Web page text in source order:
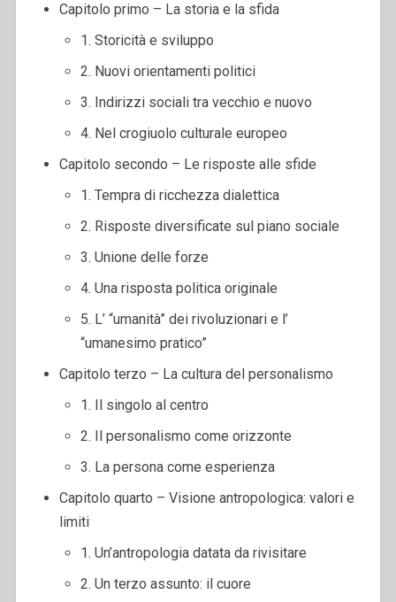
Capitolo primo – La storia e la sfida
1. Storicità e sviluppo
2. Nuovi orientamenti politici
3. Indirizzi sociali tra vecchio e nuovo
4. Nel crogiuolo culturale europeo
Capitolo secondo – Le risposte alle sfide
1. Tempra di ricchezza dialettica
2. Risposte diversificate sul piano sociale
3. Unione delle forze
4. Una risposta politica originale
5. L’ “umanità” dei rivoluzionari e l’
“umanesimo pratico”
Capitolo terzo – La cultura del personalismo
1. Il singolo al centro
2. Il personalismo come orizzonte
3. La persona come esperienza
Capitolo quarto – Visione antropologica: valori e
limiti
1. Un’antropologia datata da rivisitare
2. Un terzo assunto: il cuore